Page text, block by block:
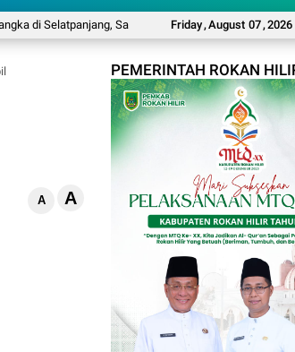
Friday,August 07,2026
Selatpanjang, Sanusi: Nelayan dan Petani Jadi Korban
A A
PEMERINTAH ROKAN